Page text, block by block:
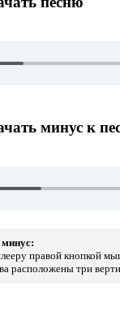
минус к
правой кнопкой
расположены три